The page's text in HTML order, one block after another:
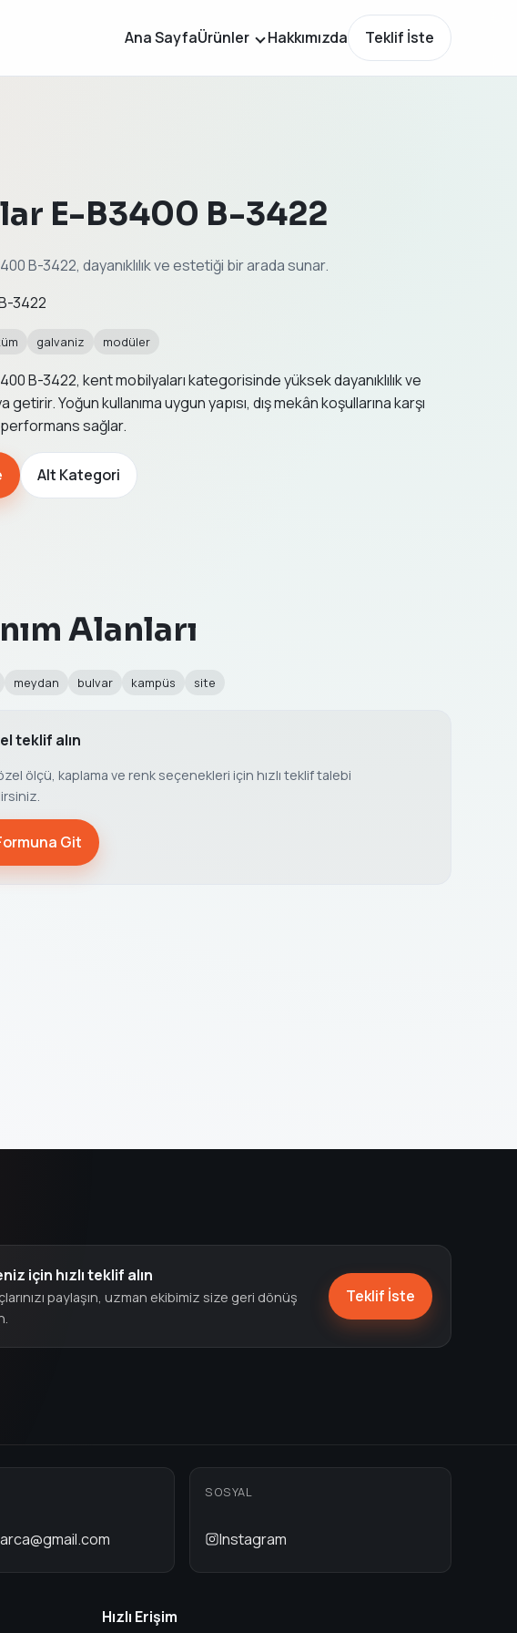
Ana SayfaÜrünler Hakkımızda Teklif İste
E-B3400 B-3422
B-3422, dayanıklılık ve estetiği bir arada sunar.
3422
galvaniz modüler
B-3422, kent mobilyaları kategorisinde yüksek dayanıklılık ve
getirir. Yoğun kullanıma uygun yapısı, dış mekân koşullarına karşı
sağlar.
Alt Kategori
Alanları
meydan bulvar kampüs site
teklif alın
ölçü, kaplama ve renk seçenekleri için hızlı teklif talebi
Git
için hızlı teklif alın
paylaşın, uzman ekibimiz size geri dönüş
Teklif İste
SOSYAL
Instagram
Hızlı Erişim